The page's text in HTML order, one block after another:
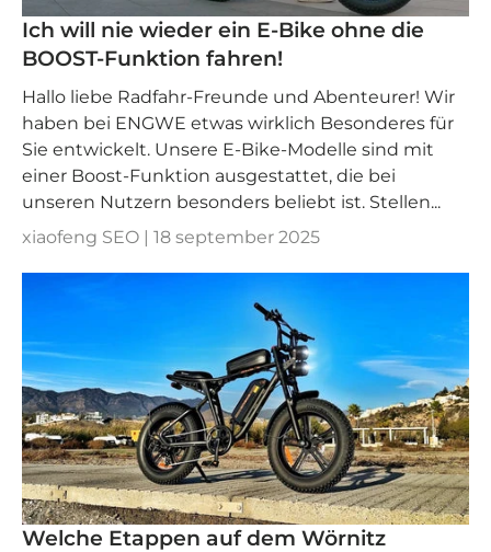
Ich will nie wieder ein E-Bike ohne die
BOOST-Funktion fahren!
Hallo liebe Radfahr-Freunde und Abenteurer! Wir
haben bei ENGWE etwas wirklich Besonderes für
Sie entwickelt. Unsere E-Bike-Modelle sind mit
einer Boost-Funktion ausgestattet, die bei
unseren Nutzern besonders beliebt ist. Stellen...
xiaofeng SEO | 18 september 2025
Welche Etappen auf dem Wörnitz